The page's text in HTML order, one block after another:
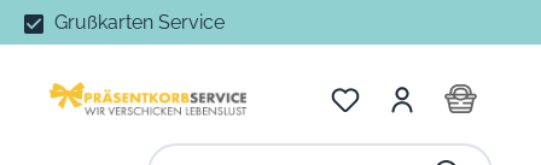
Grußkarten Service